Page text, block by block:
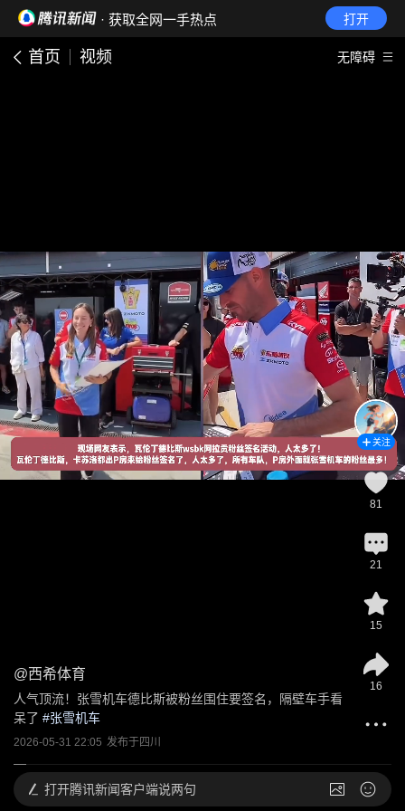
· 获取全网一手热点 打开
首页 视频 无障碍
@西希体育
人气顶流！张雪机车德比斯被粉丝围住要签名，隔壁车手看
呆了 #张雪机车
2026-05-31 22:05 发布于四川
关注
81
21
15
16
打开腾讯新闻客户端说两句